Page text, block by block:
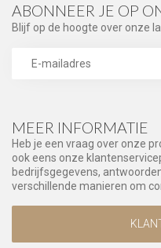
MEER INFORMATIE
Heb je een vraag over onze
ook eens onze
bedrijfsgegevens,
verschillende manieren om
ABONNEER JE OP
Blijf op de hoogte over onze